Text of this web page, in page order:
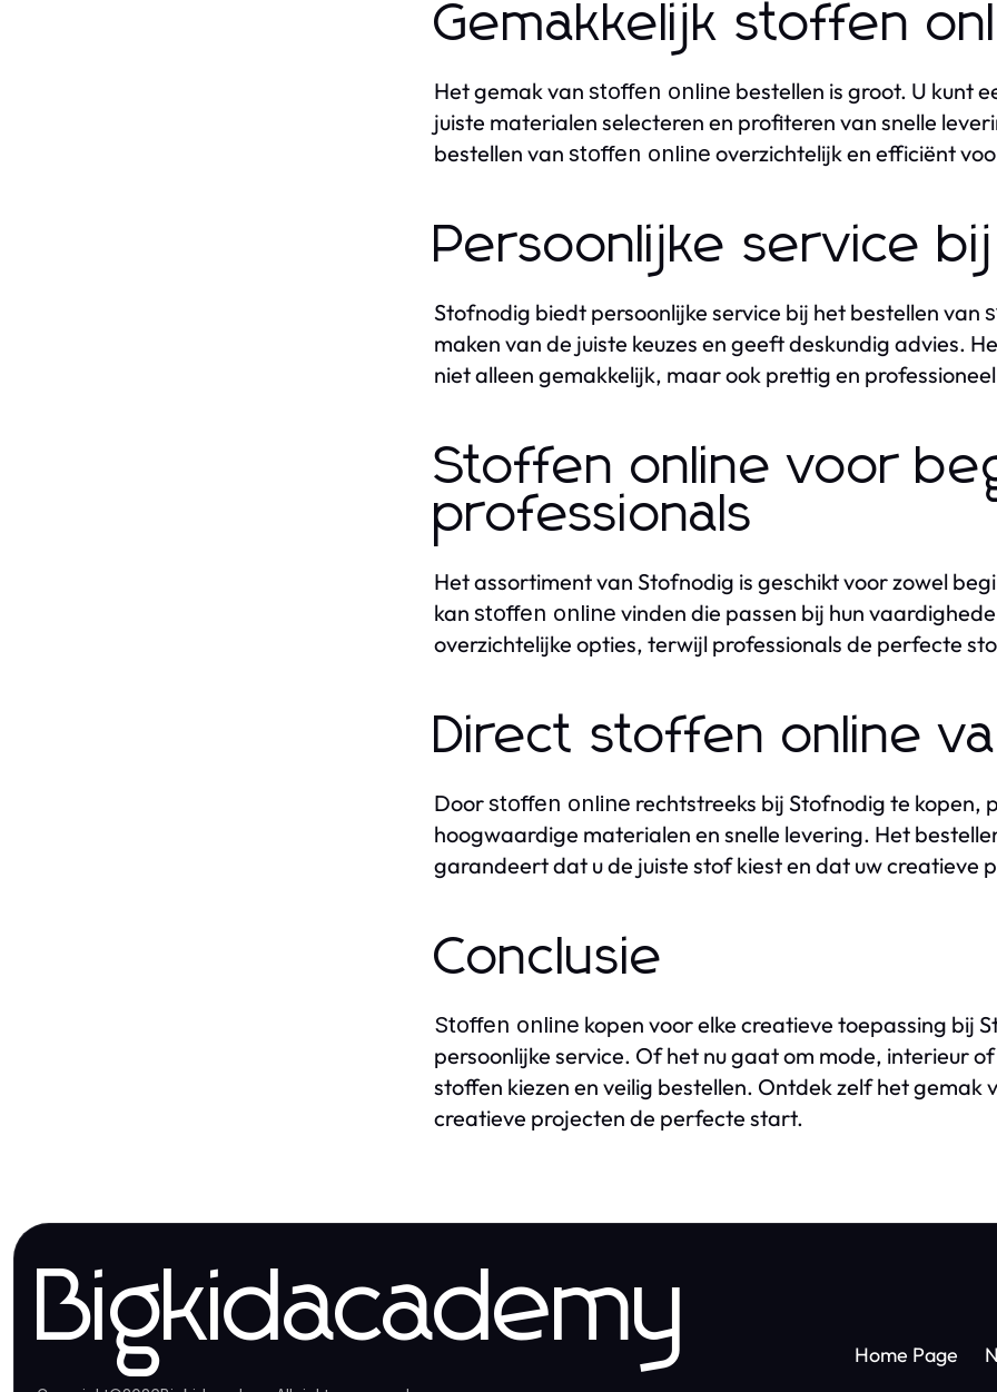
Gemakkelijk stoffen
Het gemak van stoffen online bestellen is groot. U kunt
juiste materialen selecteren en profiteren van snelle
bestellen van stoffen online overzichtelijk en efficiënt
Persoonlijke service
Stofnodig biedt persoonlijke service bij het bestellen van
maken van de juiste keuzes en geeft deskundig advies.
niet alleen gemakkelijk, maar ook prettig en
Stoffen online voor
professionals
Het assortiment van Stofnodig is geschikt voor zowel
kan stoffen online vinden die passen bij hun
overzichtelijke opties, terwijl professionals de perfecte
Direct stoffen online
Doorstoffen online rechtstreeks bij Stofnodig te kopen,
hoogwaardige materialen en snelle levering. Het
garandeert dat u de juiste stof kiest en dat uw creatieve
Conclusie
Stoffen online kopen voor elke creatieve toepassing bij
persoonlijke service. Of het nu gaat om mode, interieur
stoffen kiezen en veilig bestellen. Ontdek zelf het gemak
creatieve projecten de perfecte start.
Bigkidacademy Home Page